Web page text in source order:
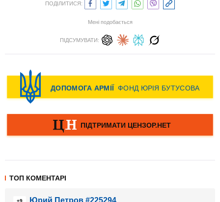
ПОДІЛИТИСЯ:
Мені подобається
ПІДСУМУВАТИ:
ТОП КОМЕНТАРІ
+9
Юрий Петров #225294